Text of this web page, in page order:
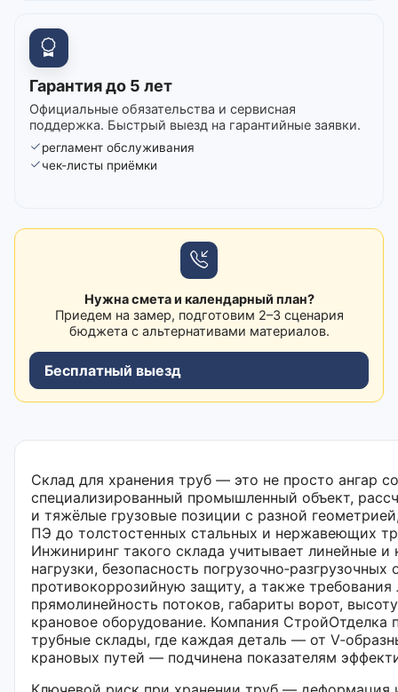
Гарантия до 5 лет
Официальные обязательства и сервисная
поддержка. Быстрый выезд на гарантийные заявки.
регламент обслуживания
чек-листы приёмки
Нужна смета и календарный план?
Приедем на замер, подготовим 2–3 сценария
бюджета с альтернативами материалов.
Бесплатный выезд
Склад для хранения труб — это не просто ангар
специализированный промышленный объект,
и тяжёлые грузовые позиции с разной
ПЭ до толстостенных стальных и нержавеющих
Инжиниринг такого склада учитывает линейные и
нагрузки, безопасность погрузочно‑разгрузочных
противокоррозийную защиту, а также требования
прямолинейность потоков, габариты ворот,
крановое оборудование. Компания СтройОтделка
трубные склады, где каждая деталь — от
крановых путей — подчинена показателям